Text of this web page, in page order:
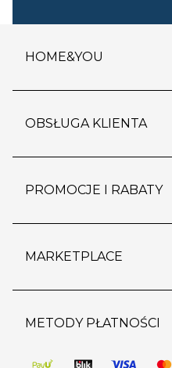
HOME&YOU
o firmie
polityka prywatności
kontakt
OBSŁUGA KLIENTA
dostawy i płatność
wypis z subskrypcji
regulamin sklepu
pozostałe regulaminy
PROMOCJE I RABATY
outlet
regulaminy promocji
MARKETPLACE
strefa marek
METODY PŁATNOŚCI